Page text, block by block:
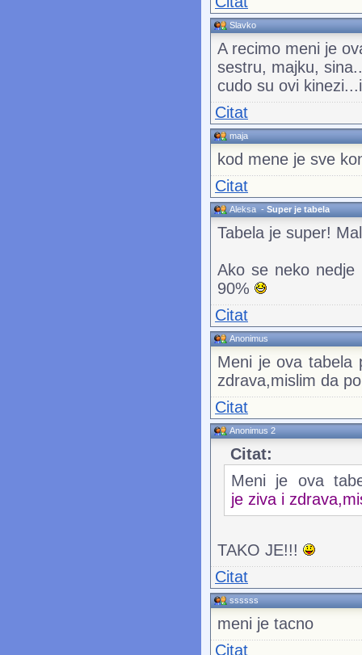
Slavko
A recimo meni je
sestru, majku,
cudo su ovi
Citat
maja
kod mene je sve
Citat
Aleksa - Super je tabela
Tabela je super!
Ako se neko
90%
Citat
Anonimus
Meni je ova tabela
zdrava,mislim da
Citat
Anonimus 2
Citat:
Meni je ova
je ziva i
TAKO JE!!!
Citat
ssssss
meni je tacno
Citat